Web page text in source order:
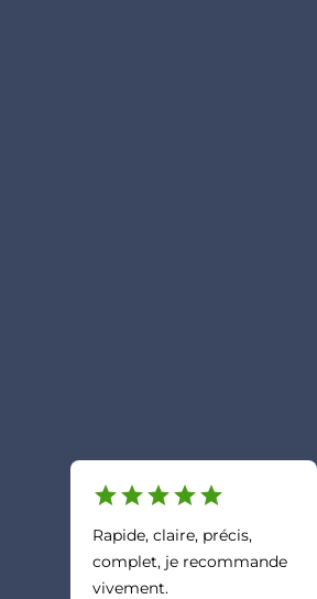
starstarstarstarstar
Rapide, claire, précis,
complet, je recommande
vivement.